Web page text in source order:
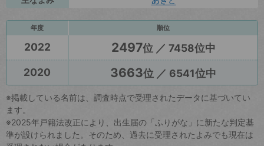
年度 順位
2022 2497位 ／ 7458位中
2020
3663位 ／ 6541位中
※掲載している名前は、調査時点で受理されたデータに基づいてい
ます。
※2025年戸籍法改正により、出生届の「ふりがな」に新たな判定基
準が設けられました。そのため、過去に受理されたよみでも現在は